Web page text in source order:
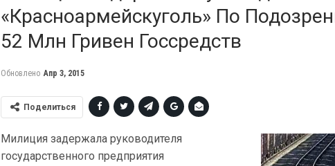
«Красноармейскуголь» По
52 Млн Гривен Госсредств
Обновлено Апр 3, 2015
Поделиться
Милиция задержала руководителя
государственного предприятия